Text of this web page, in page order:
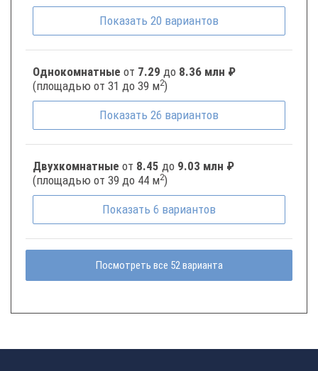
Показать 20 вариантов
Однокомнатные от 7.29 до 8.36 млн ₽
(площадью от 31 до 39 м2)
Показать 26 вариантов
Двухкомнатные от 8.45 до 9.03 млн ₽
(площадью от 39 до 44 м2)
Показать 6 вариантов
Посмотреть все 52 варианта